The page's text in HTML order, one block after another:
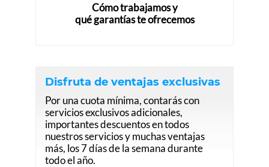
Cómo trabajamos y
qué garantías te ofrecemos
Disfruta de ventajas exclusivas
Por una cuota mínima, contarás con
servicios exclusivos adicionales,
importantes descuentos en todos
nuestros servicios y muchas ventajas
más, los 7 días de la semana durante
todo el año.